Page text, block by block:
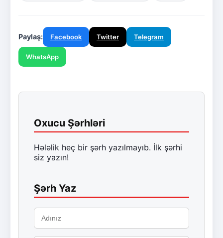
Paylaş: Facebook Twitter Telegram
WhatsApp
Oxucu Şərhləri
Hələlik heç bir şərh yazılmayıb. İlk şərhi
siz yazın!
Şərh Yaz